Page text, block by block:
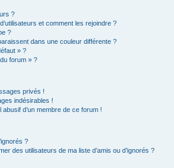
?
et comment les rejoindre ?
?
dans une couleur différente ?
» ?
forum » ?
privés !
indésirables !
d’un membre de ce forum !
?
des utilisateurs de ma liste d’amis ou d’ignorés ?